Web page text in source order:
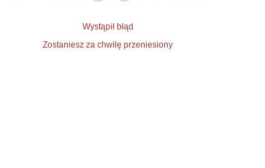
Wystąpił błąd
Zostaniesz za chwilę przeniesiony